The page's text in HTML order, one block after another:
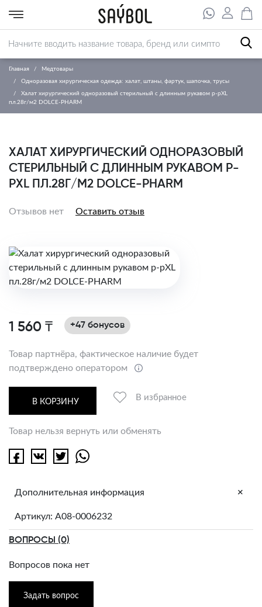
Главная Медтовары
Одноразовая хирургическая одежда: халат, штаны, фартук, шапочка, трусы
Халат хирургический одноразовый стерильный с длинным рукавом р-рXL
пл.28г/м2 DOLCE-PHARM
ХАЛАТ ХИРУРГИЧЕСКИЙ ОДНОРАЗОВЫЙ
СТЕРИЛЬНЫЙ С ДЛИННЫМ РУКАВОМ Р-
РXL ПЛ.28Г/М2 DOLCE-PHARM
Отзывов нет Оставить отзыв
1 560 ₸ +47 бонусов
Товар партнёра, фактическое наличие будет
подтверждено оператором
В КОРЗИНУ
В избранное
Товар нельзя вернуть или обменять
Дополнительная информация +
Артикул: A08-0006232
ВОПРОСЫ (0)
Вопросов пока нет
Задать вопрос